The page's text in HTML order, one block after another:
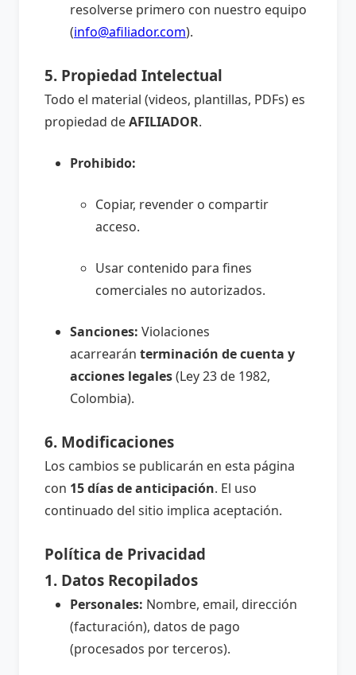
resolverse primero con nuestro equipo
(info@afiliador.com).
5. Propiedad Intelectual
Todo el material (videos, plantillas, PDFs) es
propiedad deAFILIADOR.
Prohibido:
Copiar, revender o compartir
acceso.
Usar contenido para fines
comerciales no autorizados.
Sanciones: Violaciones
acarrearán terminación de cuenta y
acciones legales(Ley 23 de 1982,
Colombia).
6. Modificaciones
Los cambios se publicarán en esta página
con 15 días de anticipación. El uso
continuado del sitio implica aceptación.
Política de Privacidad
1. Datos Recopilados
Personales: Nombre, email, dirección
(facturación), datos de pago
(procesados por terceros).